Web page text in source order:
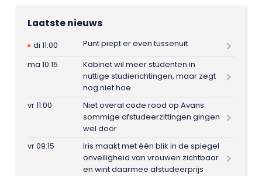
Laatste nieuws
di 11:00
Punt piept er even tussenuit
ma 10:15
Kabinet wil meer studenten in
nuttige studierichtingen, maar zegt
nog niet hoe
vr 11:00
Niet overal code rood op Avans:
sommige afstudeerzittingen gingen
wel door
vr 09:15
Iris maakt met één blik in de spiegel
onveiligheid van vrouwen zichtbaar
en wint daarmee afstudeerprijs